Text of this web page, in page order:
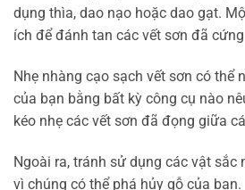
dụng thìa, dao nạo hoặc dao gạt.
ích để đánh tan các vết sơn đã
Nhẹ nhàng cạo sạch vết sơn có thể
của bạn bằng bất kỳ công cụ nào
kéo nhẹ các vết sơn đã đọng giữa
Ngoài ra, tránh sử dụng các vật sắc
vì chúng có thể phá hủy gỗ của bạn.